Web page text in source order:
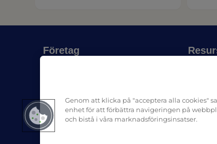
Företag
Genom att klicka på "acceptera alla cookies"
enhet för att förbättra navigeringen på
och bistå i våra marknadsföringsinsatser.